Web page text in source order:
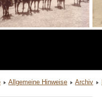
Allgemeine Hinweise Archiv